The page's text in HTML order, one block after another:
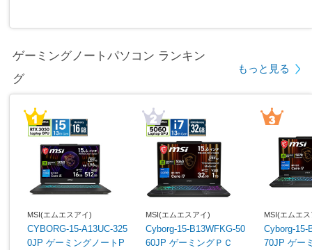
ゲーミングノートパソコン ランキン
グ
もっと見る
MSI(エムエスアイ)
CYBORG-15-A13UC-325
0JP ゲーミングノートP
MSI(エムエスアイ)
Cyborg-15-B13WFKG-50
60JP ゲーミングＰＣ
MSI(エムエ
Cyborg-15-
70JP ゲー